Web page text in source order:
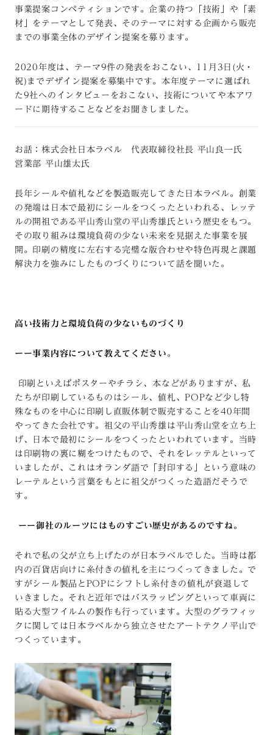
事業提案コンペティションです。企業の持つ「技術」や「素
材」をテーマとして発表、そのテーマに対する企画から販売
までの事業全体のデザイン提案を募ります。
2020年度は、テーマ9件の発表をおこない、 11 月 3 日 (火・
祝) までデザイン提案を募集中です。本年度テーマに選ばれ
た 9社へのインタビューをおこない、技術についてや本アワ
ードに期待することなどをお聞きしました。
お話：株式会社日本ラベル 代表取締役社長 平山良一氏
営業部 平山雄太氏
長年シールや値札などを製造販売してきた日本ラベル。創業
の発端は日本で最初にシールをつくったといわれる、レッテ
ルの開祖である平山秀山堂の平山秀雄氏という歴史をもつ。
その取り組みは環境負荷の少ない未来を見据えた事業を展
開。印刷の精度に左右する完璧な版合わせや特色再現と課題
解決力を強みにしたものづくりについて話を聞いた。
高い技術力と環境負荷の少ないものづくり
ーー事業内容について教えてください 。
印刷といえばポスターやチラシ、本などがありますが、私
たちが印刷しているものはシール、値札、POPなど少し特
殊なものを中心に印刷し直販体制で販売することを40年間
やってきた会社です。祖父の平山秀雄は平山秀山堂を立ち上
げ、日本で最初にシールをつくったといわれています。当時
は印刷物の裏に糊をつけたもので、それをレッテルといって
いましたが、これはオランダ語で「封印する」という意味の
レーテルという言葉をもとに祖父がつくった造語だそうで
す。
ーー御社のルーツにはものすごい歴史があるのですね。
それで私の父が立ち上げたのが日本ラベルでした。当時は都
内の百貨店向けに糸付きの値札を主につくってきました。で
すがシール製品とPOPにシフトし糸付きの値札が衰退して
いきました。それと近年ではバスラッピングといって車両に
貼る大型フイルムの製作も行っています。大型のグラフィッ
クに関しては日本ラベルから独立させたアートテクノ平山で
つくっています。